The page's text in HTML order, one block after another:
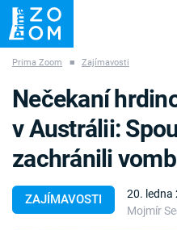
ZÁHADY VETŘELCI
Témata
Prima Zoom ■ Zajímavosti
ZAJÍMAVOSTI
20. ledna
Mojmír
Nečekaní
v Austrálii:
zachránili